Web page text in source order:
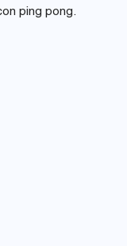
ping pong.